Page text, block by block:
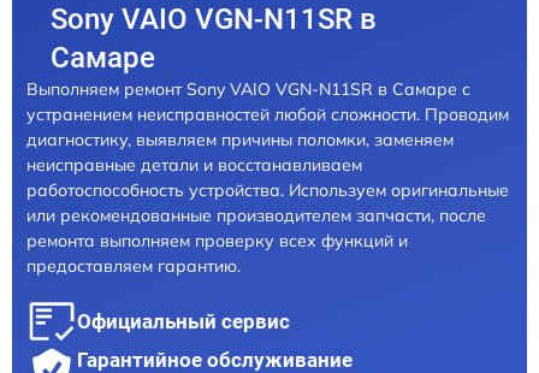
Sony VAIO VGN-N11SR в
Самаре
Выполняем ремонт Sony VAIO VGN-N11SR в Самаре с
устранением неисправностей любой сложности. Проводим
диагностику, выявляем причины поломки, заменяем
неисправные детали и восстанавливаем
работоспособность устройства. Используем оригинальные
или рекомендованные производителем запчасти, после
ремонта выполняем проверку всех функций и
предоставляем гарантию.
Официальный сервис
Гарантийное обслуживание